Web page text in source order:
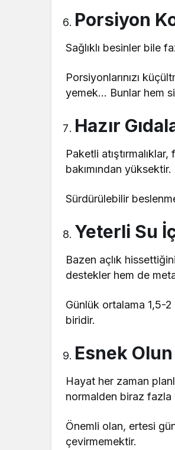
Porsiyon
Sağlıklı besinler bile
Porsiyonlarınızı
yemek… Bunlar hem
Hazır
Paketli
bakımından
Sürdürülebilir
Yeterli Su
Bazen açlık
destekler hem de
Günlük ortalama 1,5-2
biridir.
Esnek Olun
Hayat her zaman
normalden biraz fazla
Önemli olan, ertesi
çevirmemektir.